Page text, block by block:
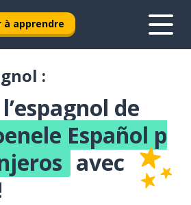
à apprendre
:
de
Español p
avec